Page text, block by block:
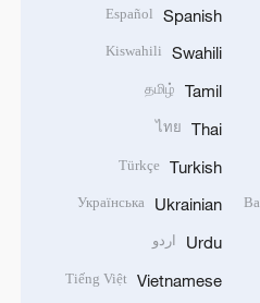
Spanish
Español
Swahili
Kiswahili
Tamil
தமிழ்
Thai
ไทย
Turkish
Türkçe
Ukrainian
Українська
Urdu اردو
Vietnamese
Tiếng Việt